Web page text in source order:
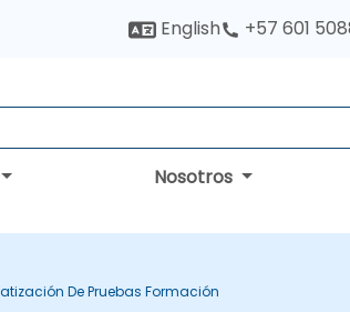
English +57 601
Nosotros
De Pruebas Formación